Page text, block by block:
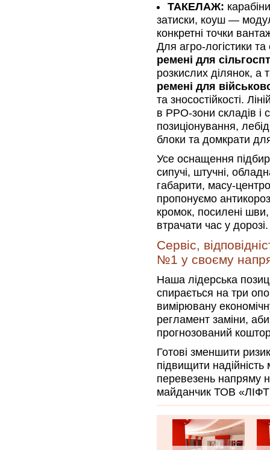
ТАКЕЛАЖ:
затиски, коуш —
конкретні точки
Для агро-логістики
ремені для
розкислих ділянок, а
ремені для
та зносостійкості.
в РРО-зони складів і
позиціонування,
блоки та домкрати
Усе оснащення
сипучі, штучні,
габарити, масу-
пропонуємо
кромок, посилені
втрачати час у дорозі.
Сервіс,
№1 у своєму
Наша лідерська
спирається на три
вимірювану
регламент заміни,
прогнозований
Готові зменшити
підвищити
перевезень напряму
майданчик ТОВ